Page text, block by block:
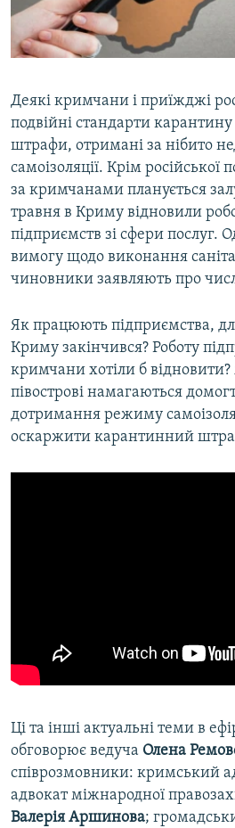
ВІДЕОУРОКИ «ELIFBE»
СВІДЧЕННЯ ОКУПАЦІЇ
ІНФОГРАФІКА
Русский
Qırımtatar
ДОЛУЧАЙСЯ!
Усі сайти RFE/RL
Деякі кримчани і приїжджі
подвійні стандарти
штрафи, отримані за нібито
самоізоляції. Крім російської
за кримчанами планується
травня в Криму відновили
підприємств зі сфери послуг.
вимогу щодо виконання
чиновники заявляють про
Як працюють підприємства,
Криму закінчився? Роботу
кримчани хотіли б
півострові намагаються
дотримання режиму
оскаржити карантинний
Ці та інші актуальні теми в
обговорює ведуча Олена
співрозмовники: кримський
адвокат міжнародної
Валерія Аршинова;